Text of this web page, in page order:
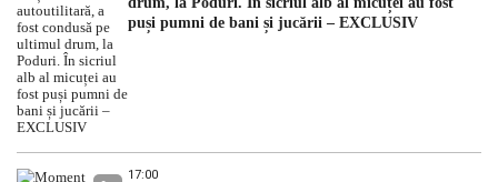
puși pumni de bani și jucării – EXCLUSIV
17:00